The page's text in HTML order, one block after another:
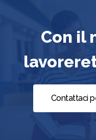
Con il
Contattaci